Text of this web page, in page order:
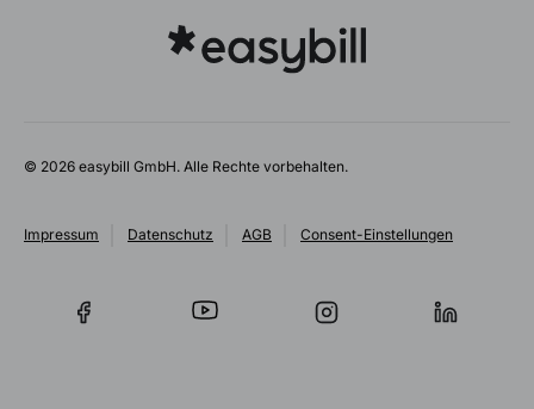
© 2026 easybill GmbH. Alle Rechte vorbehalten.
Impressum Datenschutz AGB Consent-Einstellungen